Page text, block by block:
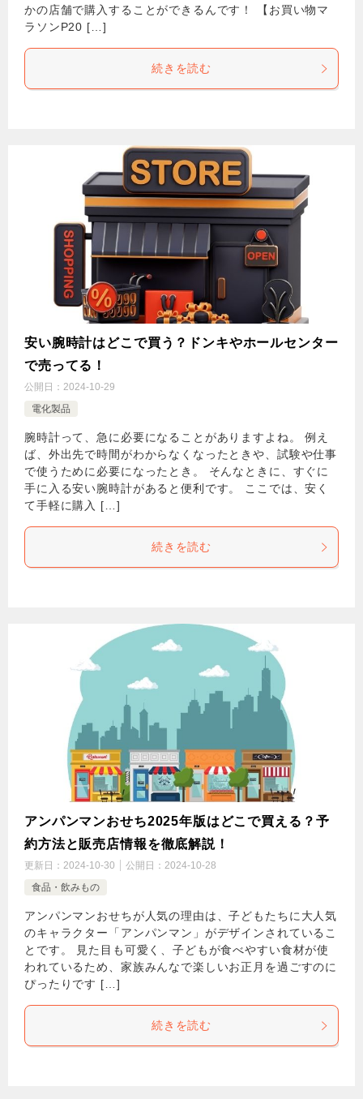
かの店舗で購入することができるんです！ 【お買い物マ
ラソンP20 […]
続きを読む
安い腕時計はどこで買う？ドンキやホールセンター
で売ってる！
公開日： 2024-10-29
電化製品
腕時計って、急に必要になることがありますよね。 例え
ば、外出先で時間がわからなくなったときや、試験や仕事
で使うために必要になったとき。 そんなときに、すぐに
手に入る安い腕時計があると便利です。 ここでは、安く
て手軽に購入 […]
続きを読む
アンパンマンおせち2025年版はどこで買える？予
約方法と販売店情報を徹底解説！
更新日： 2024-10-30 公開日： 2024-10-28
食品・飲みもの
アンパンマンおせちが人気の理由は、子どもたちに大人気
のキャラクター「アンパンマン」がデザインされているこ
とです。 見た目も可愛く、子どもが食べやすい食材が使
われているため、家族みんなで楽しいお正月を過ごすのに
ぴったりです […]
続きを読む